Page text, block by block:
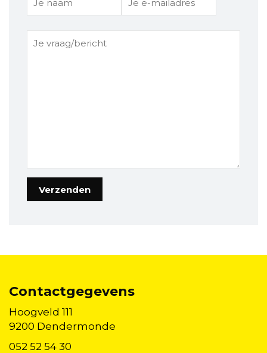
Contactgegevens
Hoogveld 111
9200 Dendermonde
052 52 54 30